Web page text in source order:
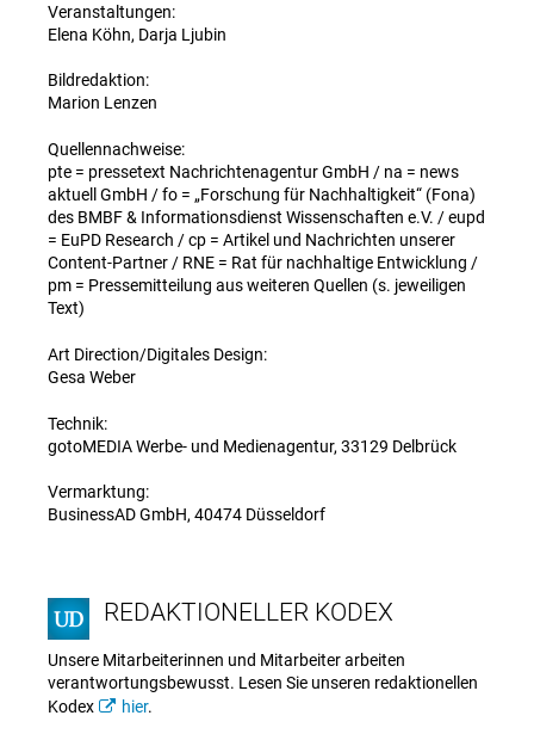
Veranstaltungen:
Elena Köhn, Darja Ljubin
Bildredaktion:
Marion Lenzen
Quellennachweise:
pte = pressetext Nachrichtenagentur GmbH / na = news
aktuell GmbH / fo = „Forschung für Nachhaltigkeit“ (Fona)
des BMBF & Informationsdienst Wissenschaften e.V. / eupd
= EuPD Research / cp = Artikel und Nachrichten unserer
Content-Partner / RNE = Rat für nachhaltige Entwicklung /
pm = Pressemitteilung aus weiteren Quellen (s. jeweiligen
Text)
Art Direction/Digitales Design:
Gesa Weber
Technik:
gotoMEDIA Werbe- und Medienagentur, 33129 Delbrück
Vermarktung:
BusinessAD GmbH, 40474 Düsseldorf
REDAKTIONELLER KODEX
Unsere Mitarbeiterinnen und Mitarbeiter arbeiten
verantwortungsbewusst. Lesen Sie unseren redaktionellen
Kodex
hier.